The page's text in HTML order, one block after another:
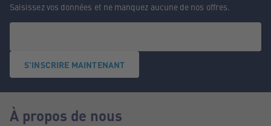
Saisissez vos données et ne manquez aucune de nos offres.
S'INSCRIRE MAINTENANT
À propos de nous